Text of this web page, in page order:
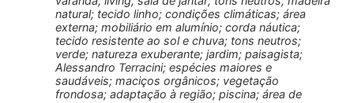
natural; tecido linho; condições climáticas; área
externa; mobiliário em alumínio; corda náutica;
tecido resistente ao sol e chuva; tons neutros;
verde; natureza exuberante; jardim; paisagista;
Alessandro Terracini; espécies maiores e
saudáveis; maciços orgânicos; vegetação
frondosa; adaptação à região; piscina; área de